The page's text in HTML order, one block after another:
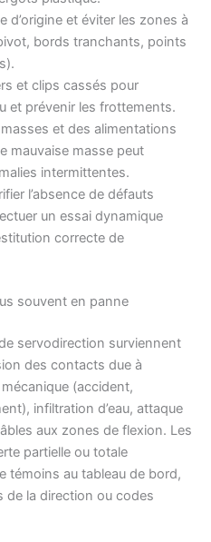
d’origine et éviter les zones à
bords tranchants, points
et clips cassés pour
et prévenir les frottements.
et des alimentations
mauvaise masse peut
intermittentes.
l’absence de défauts
un essai dynamique
correcte de
souvent en panne
servodirection surviennent
des contacts due à
(accident,
infiltration d’eau, attaque
aux zones de flexion. Les
partielle ou totale
témoins au tableau de bord,
la direction ou codes